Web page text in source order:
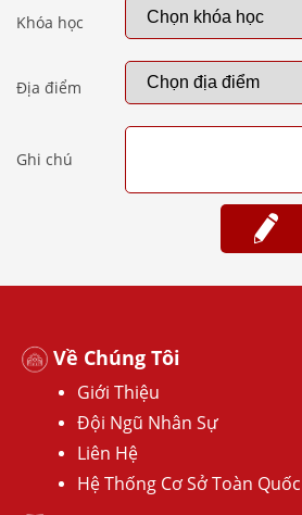
Khóa học
Địa điểm
Ghi chú
Về Chúng Tôi
Giới Thiệu
Đội Ngũ Nhân Sự
Liên Hệ
Hệ Thống Cơ Sở Toàn Quốc